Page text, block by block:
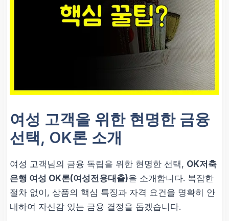
여성 고객을 위한 현명한 금융
선택, OK론 소개
여성 고객님의 금융 독립을 위한 현명한 선택, OK저축
은행 여성 OK론(여성전용대출)을 소개합니다. 복잡한
절차 없이, 상품의 핵심 특징과 자격 요건을 명확히 안
내하여 자신감 있는 금융 결정을 돕겠습니다.